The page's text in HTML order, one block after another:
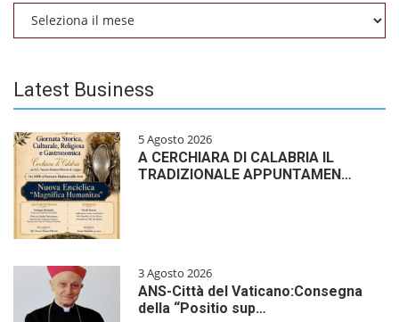
Archivio
Latest Business
5 Agosto 2026
A CERCHIARA DI CALABRIA IL
TRADIZIONALE APPUNTAMEN…
3 Agosto 2026
ANS-Città del Vaticano:Consegna
della “Positio sup…